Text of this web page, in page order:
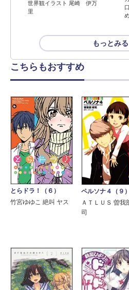
世界観イラスト 尾崎 伊万
里
もっとみる
こちらもおすすめ
とらドラ！（６）
竹宮ゆゆこ 絶叫 ヤス
ペルソナ４（９）
ＡＴＬＵＳ 曽我
司